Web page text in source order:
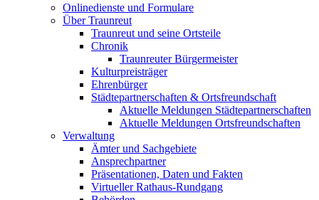
Onlinedienste und Formulare
Über Traunreut
Traunreut und seine Ortsteile
Chronik
Traunreuter Bürgermeister
Kulturpreisträger
Ehrenbürger
Städtepartnerschaften & Ortsfreundschaft
Aktuelle Meldungen Städtepartnerschaften
Aktuelle Meldungen Ortsfreundschaften
Verwaltung
Ämter und Sachgebiete
Ansprechpartner
Präsentationen, Daten und Fakten
Virtueller Rathaus-Rundgang